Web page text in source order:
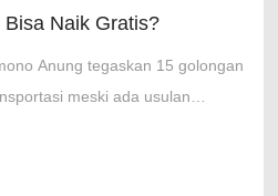
Naik Gratis?
Anung tegaskan 15 golongan
meski ada usulan
Transjabodetabek.